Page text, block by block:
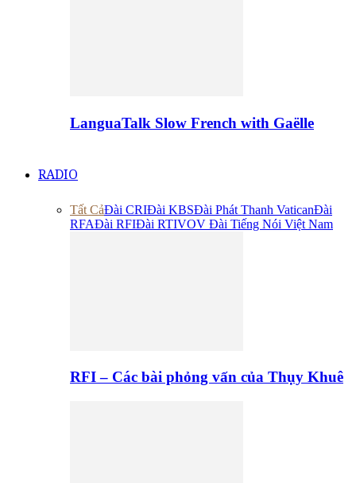
LanguaTalk Slow French with Gaëlle
RADIO
Tất CảĐài CRIĐài KBSĐài Phát Thanh VaticanĐài
RFAĐài RFIĐài RTIVOV Đài Tiếng Nói Việt Nam
RFI – Các bài phỏng vấn của Thụy Khuê